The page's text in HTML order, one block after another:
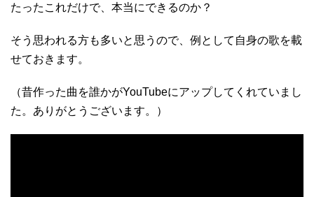
たったこれだけで、本当にできるのか？
そう思われる方も多いと思うので、例として自身の歌を載
せておきます。
（昔作った曲を誰かがYouTubeにアップしてくれていまし
た。ありがとうございます。）